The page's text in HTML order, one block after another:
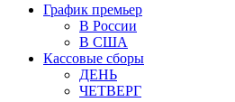
График премьер
В России
В США
Кассовые сборы
ДЕНЬ
ЧЕТВЕРГ